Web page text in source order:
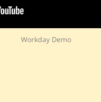
Workday Demo